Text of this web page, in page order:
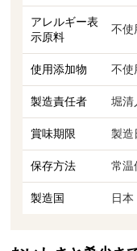
アレルギー表
示原料
不使
使用添加物 不使
製造責任者 堀清
賞味期限 製造
保存方法 常温
製造国 日本